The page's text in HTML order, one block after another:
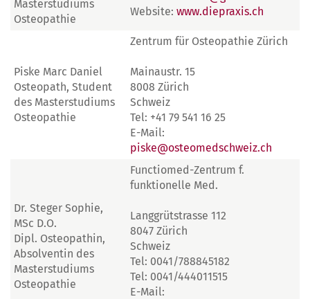
Masterstudiums
Osteopathie
Website: www.diepraxis.ch
Piske Marc Daniel
Osteopath, Student
des Masterstudiums
Osteopathie
Zentrum für Osteopathie Zürich
Mainaustr. 15
8008 Zürich
Schweiz
Tel: +41 79 541 16 25
E-Mail:
piske@osteomedschweiz.ch
Dr. Steger Sophie,
MSc D.O.
Dipl. Osteopathin,
Absolventin des
Masterstudiums
Osteopathie
Functiomed-Zentrum f.
funktionelle Med.
Langgrütstrasse 112
8047 Zürich
Schweiz
Tel: 0041/788845182
Tel: 0041/444011515
E-Mail: